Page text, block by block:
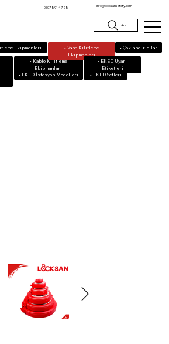
0507 891 47 28 info@locksansafety.com
Ara
Ekipmanları
• Kablo Kilitleme
Ekipmanları
• Vana Kilitleme
Ekipmanları
• Çoklandırıcılar
• EKED Uyarı
Etiketleri
• EKED Setleri
• EKED İstasyon Modelleri